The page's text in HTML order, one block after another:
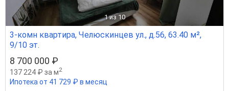
1 из 10
3-комн квартира, Челюскинцев ул., д.56, 63.40 м²,
9/10 эт.
8 700 000 ₽
137 224 ₽ за м2
Ипотека от 41 729 ₽ в месяц